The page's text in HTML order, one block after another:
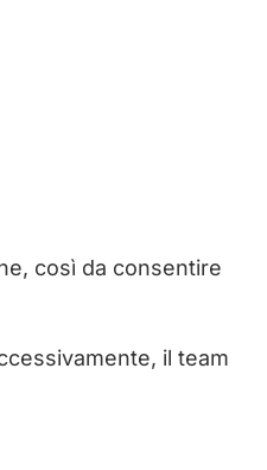
così da consentire
il team